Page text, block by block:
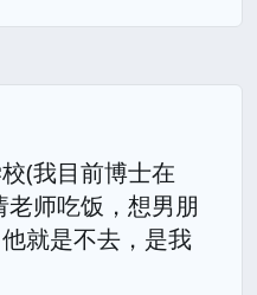
(我目前博士在
师吃饭，想男朋
就是不去，是我